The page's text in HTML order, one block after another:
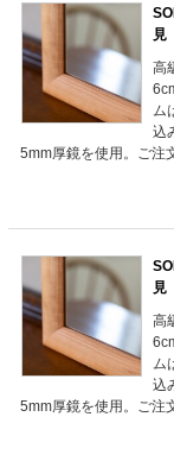
高
ム
込
5mm厚鏡を使用。ご注
見
高
ム
込
5mm厚鏡を使用。ご注